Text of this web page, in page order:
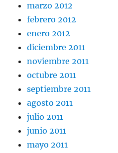
marzo 2012
febrero 2012
enero 2012
diciembre 2011
noviembre 2011
octubre 2011
septiembre 2011
agosto 2011
julio 2011
junio 2011
mayo 2011